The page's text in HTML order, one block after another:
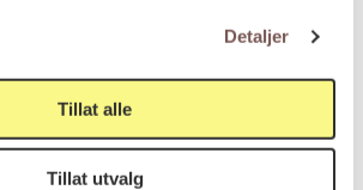
Detaljer
Tillat alle
Tillat utvalg